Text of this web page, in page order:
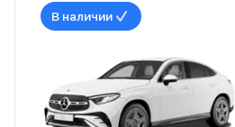
В наличии